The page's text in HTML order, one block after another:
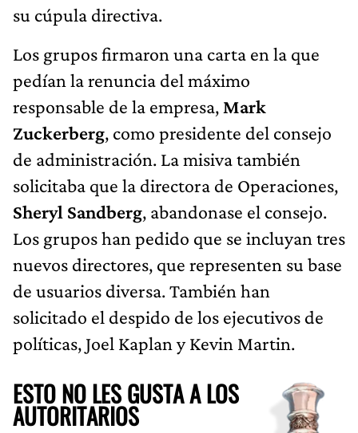
su cúpula directiva.
Los grupos firmaron una carta en la que
pedían la renuncia del máximo
responsable de la empresa, Mark
Zuckerberg, como presidente del consejo
de administración. La misiva también
solicitaba que la directora de Operaciones,
Sheryl Sandberg, abandonase el consejo.
Los grupos han pedido que se incluyan tres
nuevos directores, que representen su base
de usuarios diversa. También han
solicitado el despido de los ejecutivos de
políticas, Joel Kaplan y Kevin Martin.
ESTO NO LES GUSTA A LOS
AUTORITARIOS